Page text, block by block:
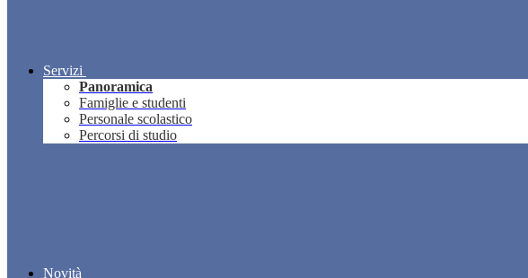
Servizi
Panoramica
Famiglie e studenti
Personale scolastico
Percorsi di studio
Novità